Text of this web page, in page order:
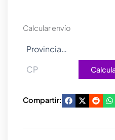
Calcular envío
Compartir: